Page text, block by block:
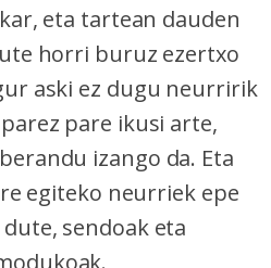
eta tartean dauden
horri buruz ezertxo
aski ez dugu neurririk
pare ikusi arte,
izango da. Eta
egiteko neurriek epe
sendoak eta